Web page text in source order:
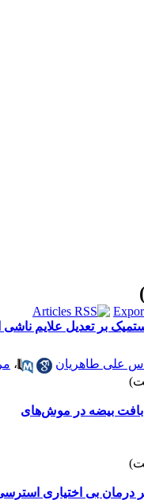
بر تعدیل‌ علایم‌
علی طاهریان ،
بافت بیضه در موش‌های
درمان بی اختیاری